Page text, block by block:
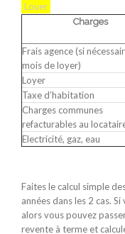
Louer
Charges
Frais agence (si
mois de loyer)
Loyer
Taxe d’habitation
Charges communes
refacturables au
Electricité, gaz, eau
Faites le calcul simple
années dans les 2 cas.
alors vous pouvez
revente à terme et